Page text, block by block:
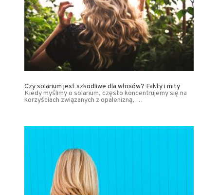
Czy solarium jest szkodliwe dla włosów? Fakty i mity
Kiedy myślimy o solarium, często koncentrujemy się na
korzyściach związanych z opalenizną, …